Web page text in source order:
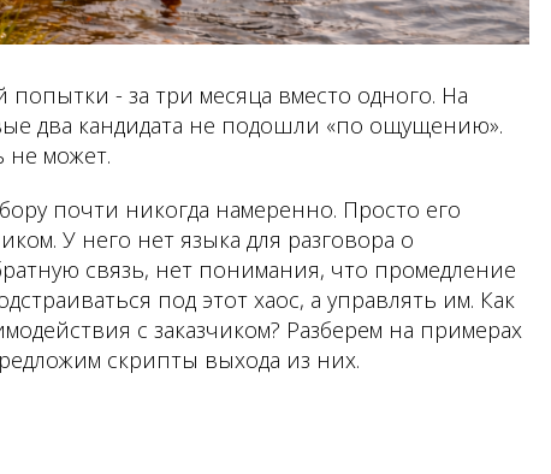
попытки - за три месяца вместо одного. На
два кандидата не подошли «по ощущению».
не может.
почти никогда намеренно. Просто его
У него нет языка для разговора о
связь, нет понимания, что промедление
под этот хаос, а управлять им. Как
с заказчиком? Разберем на примерах
скрипты выхода из них.